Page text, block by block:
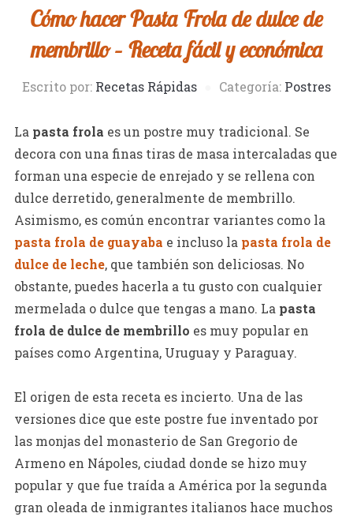
Cómo hacer Pasta Frola de dulce de
membrillo – Receta fácil y económica
Escrito por: Recetas Rápidas Categoría: Postres
La pasta frola es un postre muy tradicional. Se
decora con una finas tiras de masa intercaladas que
forman una especie de enrejado y se rellena con
dulce derretido, generalmente de membrillo.
Asimismo, es común encontrar variantes como la
pasta frola de guayaba e incluso la pasta frola de
dulce de leche, que también son deliciosas. No
obstante, puedes hacerla a tu gusto con cualquier
mermelada o dulce que tengas a mano. La pasta
frola de dulce de membrillo es muy popular en
países como Argentina, Uruguay y Paraguay.
El origen de esta receta es incierto. Una de las
versiones dice que este postre fue inventado por
las monjas del monasterio de San Gregorio de
Armeno en Nápoles, ciudad donde se hizo muy
popular y que fue traída a América por la segunda
gran oleada de inmigrantes italianos hace muchos